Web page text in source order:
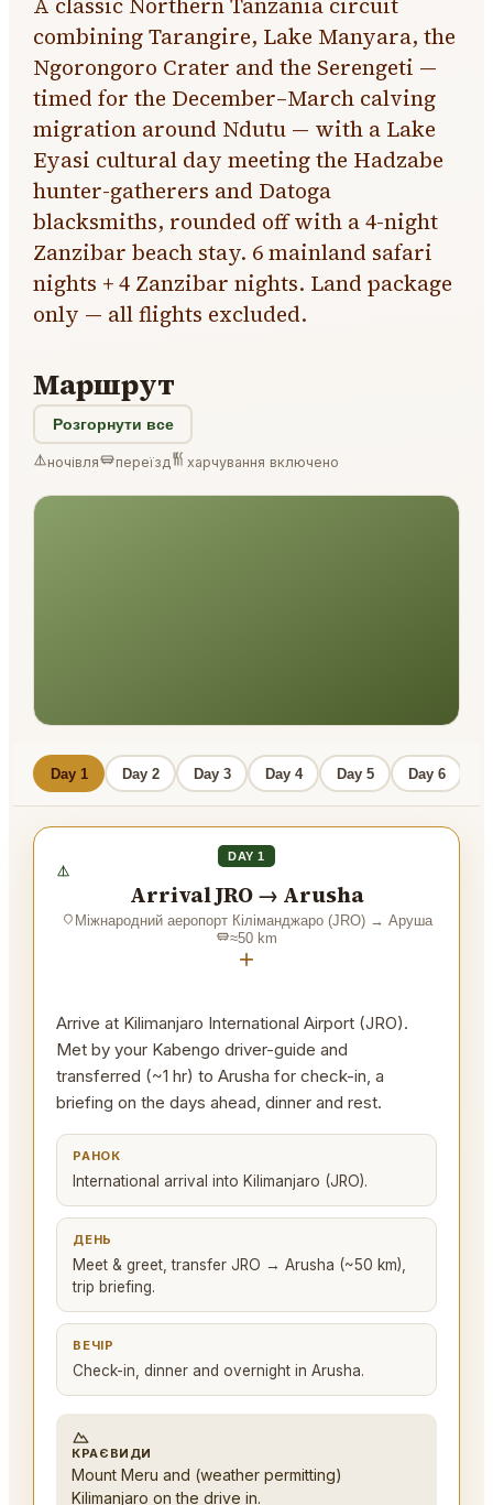
combining Tarangire, Lake Manyara, the
Ngorongoro Crater and the Serengeti —
timed for the December–March calving
migration around Ndutu — with a Lake
Eyasi cultural day meeting the Hadzabe
hunter-gatherers and Datoga
blacksmiths, rounded off with a 4-night
Zanzibar beach stay. 6 mainland safari
nights + 4 Zanzibar nights. Land package
only — all flights excluded.
Маршрут
Розгорнути все
ночівля переїзд харчування включено
Day 1 Day 2 Day 3 Day 4 Day 5 Day 6
DAY 1
Arrival JRO → Arusha
Міжнародний аеропорт Кіліманджаро (JRO)→ Аруша
≈50 km
+
Arrive at Kilimanjaro International Airport (JRO).
Met by your Kabengo driver-guide and
transferred (~1 hr) to Arusha for check-in, a
briefing on the days ahead, dinner and rest.
РАНОК
International arrival into Kilimanjaro (JRO).
ДЕНЬ
Meet & greet, transfer JRO → Arusha (~50 km),
trip briefing.
ВЕЧІР
Check-in, dinner and overnight in Arusha.
КРАЄВИДИ
Mount Meru and (weather permitting)
Kilimanjaro on the drive in.